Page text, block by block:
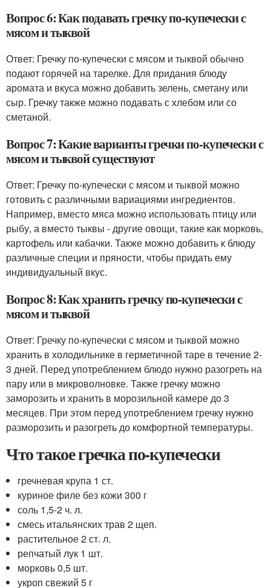
Вопрос 6: Как подавать гречку по-купечески с
мясом и тыквой
Ответ: Гречку по-купечески с мясом и тыквой обычно
подают горячей на тарелке. Для придания блюду
аромата и вкуса можно добавить зелень, сметану или
сыр. Гречку также можно подавать с хлебом или со
сметаной.
Вопрос 7: Какие варианты гречки по-купечески с
мясом и тыквой существуют
Ответ: Гречку по-купечески с мясом и тыквой можно
готовить с различными вариациями ингредиентов.
Например, вместо мяса можно использовать птицу или
рыбу, а вместо тыквы - другие овощи, такие как морковь,
картофель или кабачки. Также можно добавить к блюду
различные специи и пряности, чтобы придать ему
индивидуальный вкус.
Вопрос 8: Как хранить гречку по-купечески с
мясом и тыквой
Ответ: Гречку по-купечески с мясом и тыквой можно
хранить в холодильнике в герметичной таре в течение 2-
3 дней. Перед употреблением блюдо нужно разогреть на
пару или в микроволновке. Также гречку можно
заморозить и хранить в морозильной камере до 3
месяцев. При этом перед употреблением гречку нужно
разморозить и разогреть до комфортной температуры.
Что такое гречка по-купечески
гречневая крупа 1 ст.
куриное филе без кожи 300 г
соль 1,5-2 ч. л.
смесь итальянских трав 2 щеп.
растительное 2 ст. л.
репчатый лук 1 шт.
морковь 0,5 шт.
укроп свежий 5 г